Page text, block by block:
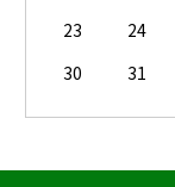
23
24
30
31